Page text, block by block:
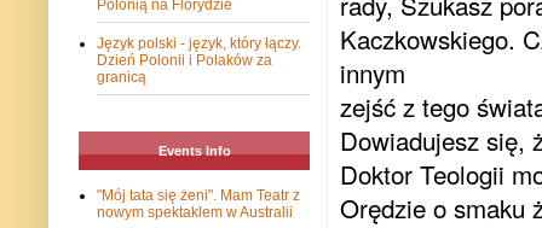
Kaczkowskiego.
innym
zejść z tego
Dowiadujesz się,
Doktor Teologii
Orędzie o smaku
Polonią na Florydzie
Język polski - język, który łączy.
Dzień Polonii i Polaków za
granicą
Events Info
"Mój tata się żeni". Mam Teatr z
nowym spektaklem w Australii